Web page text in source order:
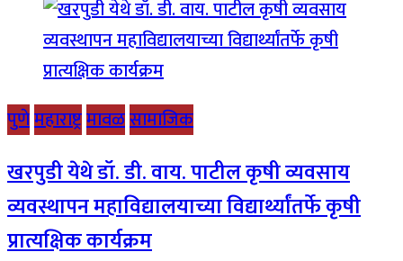
पुणेमहाराष्ट्रमावळसामाजिक
खरपुडी येथे डॉ. डी. वाय. पाटील कृषी व्यवसाय
व्यवस्थापन महाविद्यालयाच्या विद्यार्थ्यांतर्फे कृषी
प्रात्यक्षिक कार्यक्रम